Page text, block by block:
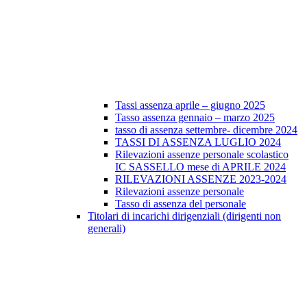
Tassi assenza aprile – giugno 2025
Tasso assenza gennaio – marzo 2025
tasso di assenza settembre- dicembre 2024
TASSI DI ASSENZA LUGLIO 2024
Rilevazioni assenze personale scolastico
IC SASSELLO mese di APRILE 2024
RILEVAZIONI ASSENZE 2023-2024
Rilevazioni assenze personale
Tasso di assenza del personale
Titolari di incarichi dirigenziali (dirigenti non
generali)